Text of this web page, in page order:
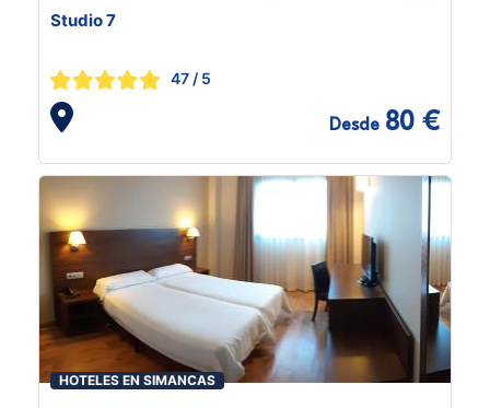
Studio 7
47 / 5
Desde 80 €
HOTELES EN SIMANCAS